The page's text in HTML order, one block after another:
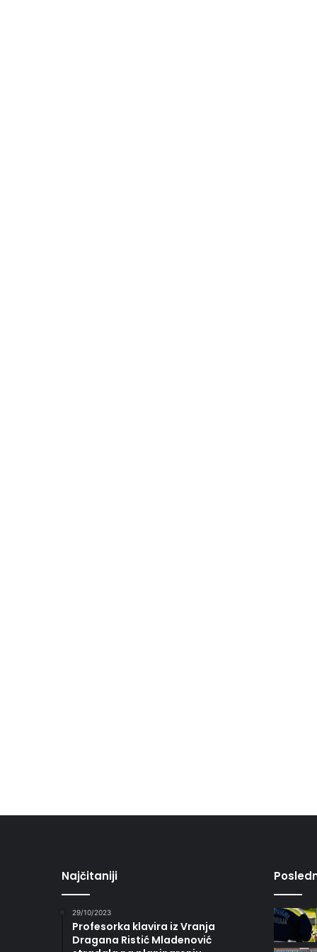
Najčitaniji
29/10/2023
Profesorka klavira iz Vranja
Dragana Ristić Mladenović